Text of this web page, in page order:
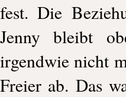
fest. Die
Jenny bleibt
irgendwie nicht
Freier ab. Das